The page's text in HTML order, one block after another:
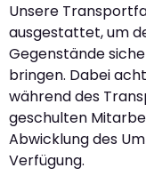
Unsere
ausgestattet, um
Gegenstände
bringen. Dabei
während des
geschulten
Abwicklung des
Verfügung.